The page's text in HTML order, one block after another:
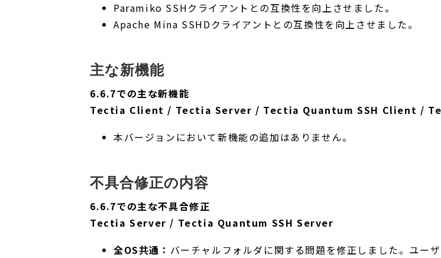
Paramiko SSHクライアントとの互換性を向上させました。
Apache Mina SSHDクライアントとの互換性を向上させました。
主な新機能
6.6.7での主な新機能
Tectia Client / Tectia Server / Tectia Quantum SSH Client /
本バージョンにおいて新機能の追加はありません。
不具合修正の内容
6.6.7での主な不具合修正
Tectia Server / Tectia Quantum SSH Server
全OS共通： バーチャルフォルダに関する問題を修正しました。ユー